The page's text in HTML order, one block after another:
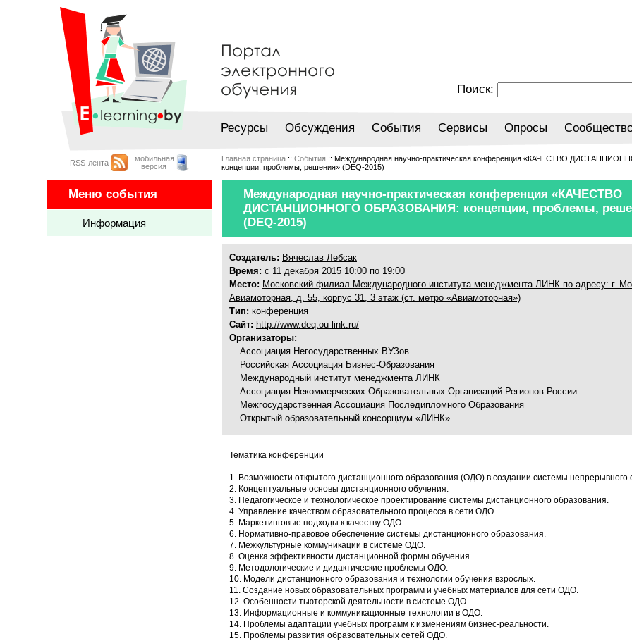
Поиск:
Ресурсы Обсуждения События Сервисы Опросы
RSS-лента
мобильная
версия
Главная страница :: События :: Международная научно-практическая конференция «КАЧЕСТВО
концепции, проблемы, решения» (DЕQ-2015)
Меню события
Информация
Международная научно-практическая конференция «КАЧЕСТВО
ДИСТАНЦИОННОГО ОБРАЗОВАНИЯ: концепции, проблемы,
(DЕQ-2015)
Создатель: Вячеслав Лебсак
Время: с 11 декабря 2015 10:00 по 19:00
Место: Московский филиал Международного института менеджмента ЛИНК по адресу: г.
Авиамоторная, д. 55, корпус 31, 3 этаж (ст. метро «Авиамоторная»)
Тип: конференция
Сайт: http://www.deq.ou-link.ru/
Организаторы:
Ассоциация Негосударственных ВУЗов
Российская Ассоциация Бизнес-Образования
Международный институт менеджмента ЛИНК
Ассоциация Некоммерческих Образовательных Организаций Регионов России
Межгосударственная Ассоциация Последипломного Образования
Открытый образовательный консорциум «ЛИНК»
Тематика конференции
1. Возможности открытого дистанционного образования (ОДО) в создании системы непрерывного
2. Концептуальные основы дистанционного обучения.
3. Педагогическое и технологическое проектирование системы дистанционного образования.
4. Управление качеством образовательного процесса в сети ОДО.
5. Маркетинговые подходы к качеству ОДО.
6. Нормативно-правовое обеспечение системы дистанционного образования.
7. Межкультурные коммуникации в системе ОДО.
8. Оценка эффективности дистанционной формы обучения.
9. Методологические и дидактические проблемы ОДО.
10. Модели дистанционного образования и технологии обучения взрослых.
11. Создание новых образовательных программ и учебных материалов для сети ОДО.
12. Особенности тьюторской деятельности в системе ОДО.
13. Информационные и коммуникационные технологии в ОДО.
14. Проблемы адаптации учебных программ к изменениям бизнес-реальности.
15. Проблемы развития образовательных сетей ОДО.